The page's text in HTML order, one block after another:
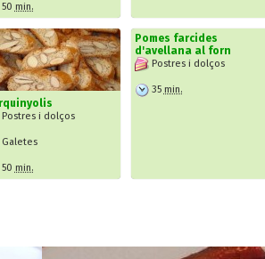
min.
i dolços
Galetes
min.
Pomes farcides
d'avellana al forn
Postres i dolços
35 min.